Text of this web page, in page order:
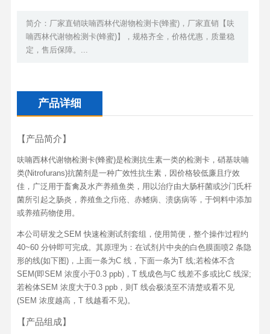
简介：厂家直销呋喃西林代谢物检测卡(蜂蜜)，厂家直销【呋
喃西林代谢物检测卡(蜂蜜)】，规格齐全，价格优惠，质量稳
定，售后保障。...
产品详细
【产品简介】
呋喃西林代谢物检测卡(蜂蜜)是检测抗生素一类的检测卡，硝基呋喃
类(Nitrofurans)抗菌剂是一种广效性抗生素，因价格较低廉且疗效
佳，广泛用于畜禽及水产养殖鱼类，用以治疗由大肠杆菌或沙门氏杆
菌所引起之肠炎，养殖鱼之疖疮、赤鳍病、溃疡病等，于饲料中添加
或养殖药物使用。
本公司研发之SEM 快速检测试剂套组，使用简便，整个操作过程约
40~60 分钟即可完成。其原理为：在试剂片中央的白色膜面喷2 条隐
形的线(如下图)，上面一条为C 线，下面一条为T 线;若检体不含
SEM(即SEM 浓度小于0.3 ppb)，T 线成色与C 线差不多或比C 线深;
若检体SEM 浓度大于0.3 ppb，则T 线会极淡至不清楚或看不见
(SEM 浓度越高，T 线越看不见)。
【产品组成】